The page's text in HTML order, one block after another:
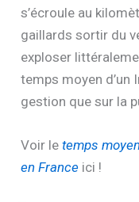
s’écroule au
gaillards sortir du
exploser
temps moyen d’un
gestion que sur la
Voir letemps
en France ici !